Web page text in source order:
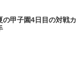
の甲子園4日目の対戦カ